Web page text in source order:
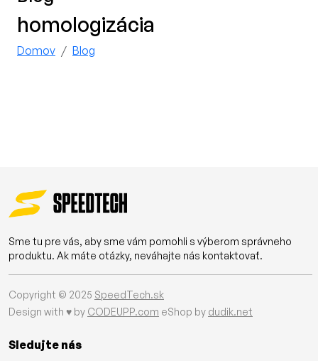
homologizácia
Domov Blog
Sme tu pre vás, aby sme vám pomohli s výberom správneho
produktu. Ak máte otázky, neváhajte nás kontaktovať.
Copyright © 2025 SpeedTech.sk
Design with ♥ by CODEUPP.com eShop by dudik.net
Sledujte nás